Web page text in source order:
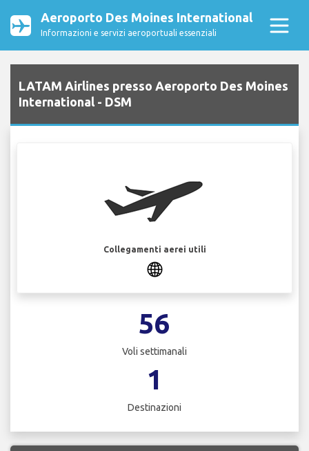
Aeroporto Des Moines International
Informazioni e servizi aeroportuali essenziali
LATAM Airlines presso Aeroporto Des Moines
International - DSM
Collegamenti aerei utili
56
Voli settimanali
1
Destinazioni